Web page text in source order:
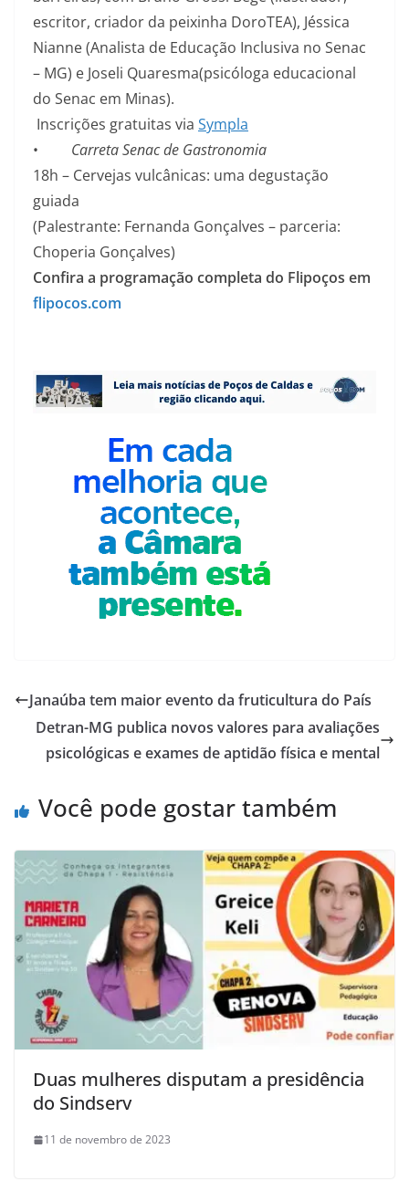
escritor, criador da peixinha DoroTEA), Jéssica
Nianne (Analista de Educação Inclusiva no Senac
– MG) e Joseli Quaresma(psicóloga educacional
do Senac em Minas).
Inscrições gratuitas via Sympla
• Carreta Senac de Gastronomia
18h – Cervejas vulcânicas: uma degustação
guiada
(Palestrante: Fernanda Gonçalves – parceria:
Choperia Gonçalves)
Confira a programação completa do Flipoços em
flipocos.com
Janaúba tem maior evento da fruticultura do País
Detran-MG publica novos valores para avaliações
psicológicas e exames de aptidão física e mental
Você pode gostar também
Duas mulheres disputam a presidência
do Sindserv
11 de novembro de 2023